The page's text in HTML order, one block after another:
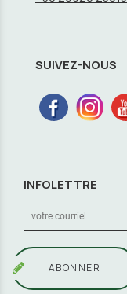
SUIVEZ-NOUS
INFOLETTRE
ABONNER